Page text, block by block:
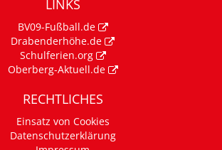
LINKS
BV09-Fußball.de
Drabenderhöhe.de
Schulferien.org
Oberberg-Aktuell.de
RECHTLICHES
Einsatz von Cookies
Datenschutzerklärung